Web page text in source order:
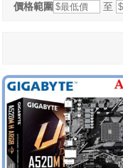
價格範圍
至